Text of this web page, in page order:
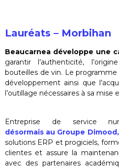
Lauréats – Morbihan
Beaucarnea développe une
garantir l’authenticité,
bouteilles de vin. Le
développement ainsi que
l’outillage nécessaires à sa mise
Entreprise de service
désormais au Groupe
solutions ERP et progiciels,
clientes et assure la
avec des partenaires